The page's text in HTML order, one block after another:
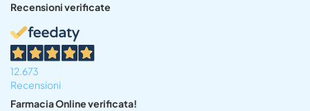
Recensioni verificate
12.673
Recensioni
Farmacia Online verificata!